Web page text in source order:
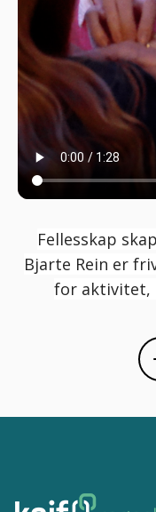
Fellesskap
Bjarte Rein er
for aktivitet,